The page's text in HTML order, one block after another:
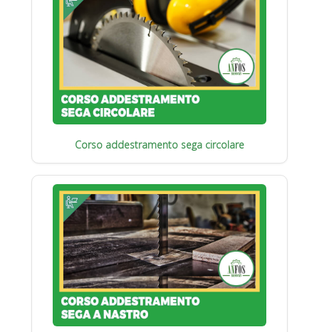
Corso addestramento sega circolare